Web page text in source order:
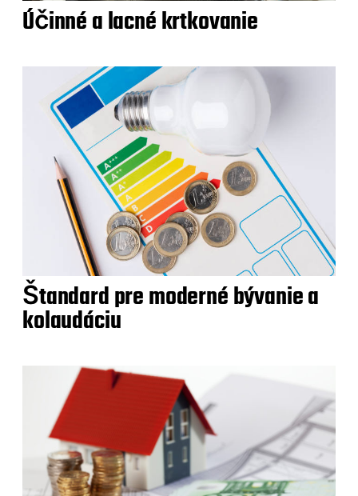
Účinné a lacné krtkovanie
Štandard pre moderné bývanie a
kolaudáciu